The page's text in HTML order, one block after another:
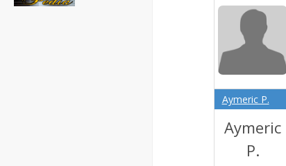
Aymeric P.
Aymeric
P.